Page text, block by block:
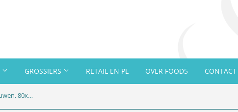
GROSSIERS RETAIL EN PL OVER FOOD5 CONTACT
Naturel pannenkoeken gevouwen, 80x75gr